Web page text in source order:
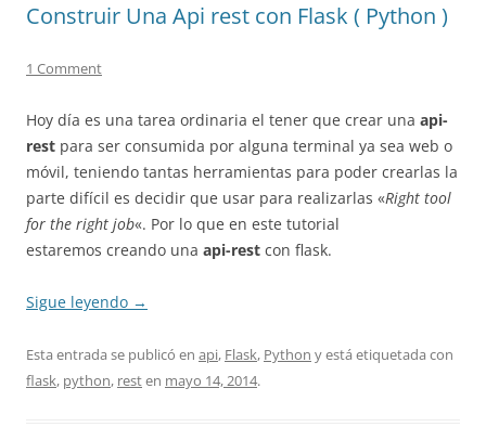
Construir Una Api rest con Flask ( Python )
1 Comment
Hoy día es una tarea ordinaria el tener que crear una api-
rest para ser consumida por alguna terminal ya sea web o
móvil, teniendo tantas herramientas para poder crearlas la
parte difícil es decidir que usar para realizarlas «Right tool
for the right job«. Por lo que en este tutorial
estaremos creando una api-rest con flask.
Sigue leyendo →
Esta entrada se publicó en api, Flask, Python y está etiquetada con
flask, python, resten mayo 14, 2014.